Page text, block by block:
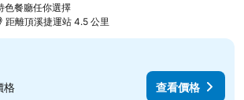
色餐廳任你選擇
距離頂溪捷運站 4.5 公里
格 查看價格